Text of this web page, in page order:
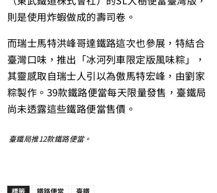
則是使用炸蝦做成的壽司卷。
而瑞士馬特洪峰哥達鐵路這次也參展，特結合
臺灣口味，推出「冰河列車限定版風味粽」，
其靈感取自瑞士人引以為傲馬特宏峰，由劉家
粽製作。39款鐵路便當每天限量發售，臺鐵局
尚未透露這些鐵路便當售價。
臺鐵局推12款鐵路便當。